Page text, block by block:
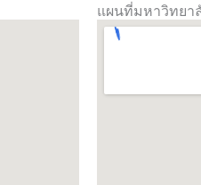
แผนที่มหาวิทยา